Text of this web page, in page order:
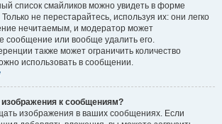
список смайликов можно увидеть в форме
не перестарайтесь, используя их: они легко
нечитаемым, и модератор может
сообщение или вообще удалить его.
также может ограничить количество
использовать в сообщении.
к сообщениям?
изображения в ваших сообщениях. Если